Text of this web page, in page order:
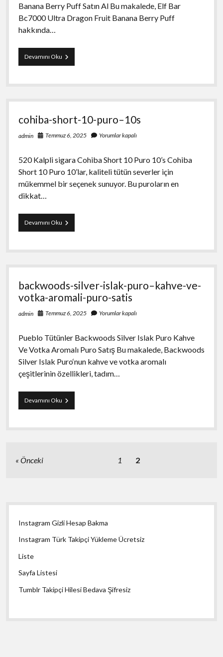
Banana Berry Puff Satın Al Bu makalede, Elf Bar
Bc7000 Ultra Dragon Fruit Banana Berry Puff
hakkında…
Devamını Okuelf-
bar-
ultra-
fruit-
berry-
satin-
cohiba-short-10-puro–10s
admin Temmuz 6, 2025 Yorumlar kapalı
520 Kalpli sigara Cohiba Short 10 Puro 10’s Cohiba
Short 10 Puro 10’lar, kaliteli tütün severler için
mükemmel bir seçenek sunuyor. Bu puroların en
dikkat…
Devamını Okucohiba-
short-
puro–
backwoods-silver-islak-puro–kahve-ve-
votka-aromali-puro-satis
admin Temmuz 6, 2025 Yorumlar kapalı
Pueblo Tütünler Backwoods Silver Islak Puro Kahve
Ve Votka Aromalı Puro Satış Bu makalede, Backwoods
Silver Islak Puro‘nun kahve ve votka aromalı
çeşitlerinin özellikleri, tadım…
Devamını Okubackwoods-
silver-
puro–
Yazı
Önceki 1 2
Yan
Menü
Instagram Gizli Hesap Bakma
Instagram Türk Takipçi Yükleme Ücretsiz
Liste
Sayfa Listesi
Tumblr Takipçi Hilesi Bedava Şifresiz